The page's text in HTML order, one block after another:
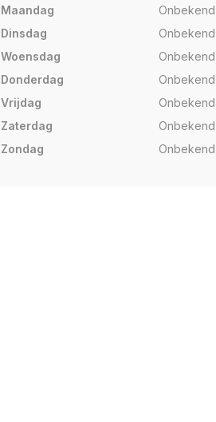
Maandag
Onbekend
Dinsdag
Onbekend
Woensdag
Onbekend
Donderdag
Onbekend
Vrijdag
Onbekend
Zaterdag
Onbekend
Zondag
Onbekend